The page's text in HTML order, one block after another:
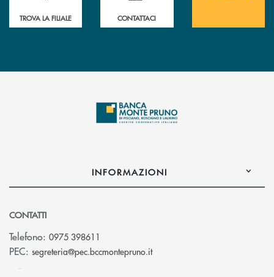
TROVA LA FILIALE CONTATTACI
INFORMAZIONI
CONTATTI
Telefono: 0975 398611
PEC: segreteria@pec.bccmontepruno.it(si apre l’app di posta